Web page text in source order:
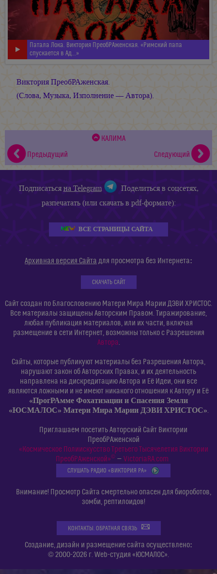
Патала Лока. Виктория ПреобРАженская. «Римский папа
спускается в Ад...»
Виктория ПреобРАженская.
(Слова, Музыка, Изполнение — Автора).
КАЛИМА
Предыдущий
Следующий
Подписатьсяна Telegram
Поделиться в соцсетях,
разпечатать (или скачать в pdf-формате):
ВСЕ СТРАНИЦЫ САЙТА
Архивная версия Сайта для просмотра без Интернета:
СКАЧАТЬ САЙТ
Сайт создан по Благословению Матери Мира Марии ДЭВИ ХРИСТОС.
Все материалы защищены Авторским Правом. Тиражирование,
любая публикация материалов, или их части, включая
размещение в сети Интернет, возможны только с Разрешения
Автора.
Сайты, которые публикуют материалы без Разрешения Автора,
нарушают закон об Авторских Правах, и их деятельность
направлена на дискредитацию Автора и Её Идеи, они все
являются ложными и не имеют никакого отношения к Автору и Её
«ПрогРАмме Фохатизации и Спасения Земли
«ЮСМАЛОС» Матери Мира Марии ДЭВИ ХРИСТОС».
Приглашаем посетить Авторский Сайт Виктории
ПреобРАженской
«Космическое Полиискусство Третьего Тысячелетия Виктории
ПреобРАженской»©— VictoriaRA.com
СЛУШАТЬ РАДИО «ВИКТОРИЯ РА»
Внимание! Просмотр Сайта смертельно опасен для биороботов,
зомби, рептилоидов!
КОНТАКТЫ. ОБРАТНАЯ СВЯЗЬ
Создание, дизайн и размещение сайта осуществлено:
© 2000-2026 г. Web-студия «ЮСМАЛОС».